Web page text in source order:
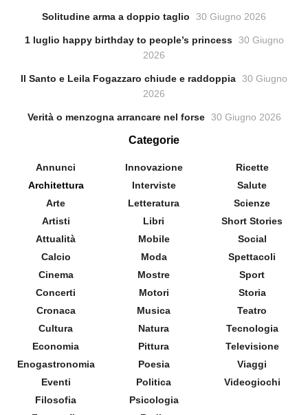
Solitudine arma a doppio taglio 30 Giugno 2026
1 luglio happy birthday to people’s princess
30 Giugno
2026
Il Santo e Leila Fogazzaro chiude e raddoppia
30 Giugno
2026
Verità o menzogna arrancare nel forse 30 Giugno 2026
Categorie
Annunci
Architettura
Arte
Artisti
Attualità
Calcio
Cinema
Concerti
Cronaca
Cultura
Economia
Enogastronomia
Eventi
Filosofia
Innovazione
Interviste
Letteratura
Libri
Mobile
Moda
Mostre
Motori
Musica
Natura
Pittura
Poesia
Politica
Psicologia
Ricette
Salute
Scienze
Short Stories
Social
Spettacoli
Sport
Storia
Teatro
Tecnologia
Televisione
Viaggi
Videogiochi